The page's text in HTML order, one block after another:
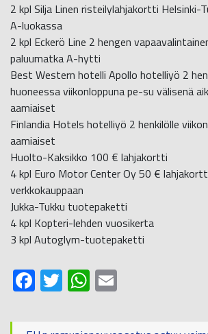
2 kpl Silja Linen risteilylahjakortti Helsinki-
A-luokassa
2 kpl Eckerö Line 2 hengen
paluumatka A-hytti
Best Western hotelli Apollo hotelliyö 2
huoneessa viikonloppuna pe-su välisenä
aamiaiset
Finlandia Hotels hotelliyö 2 henkilölle
aamiaiset
Huolto-Kaksikko 100 € lahjakortti
4 kpl Euro Motor Center Oy 50 €
verkkokauppaan
Jukka-Tukku tuotepaketti
4 kpl Kopteri-lehden vuosikerta
3 kpl Autoglym-tuotepaketti
Facebook
TwitterWhatsApp